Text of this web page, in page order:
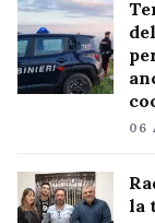
06
la